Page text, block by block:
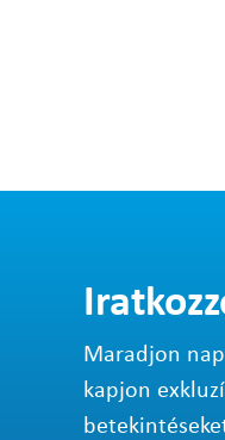
Maradjon
kapjon